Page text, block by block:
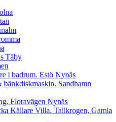
Täby
i badrum. Estö Nynäs
bänkdiskmaskin. Sandhamn
Floravägen Nynäs
Källare Villa. Tallkrogen, Gamla